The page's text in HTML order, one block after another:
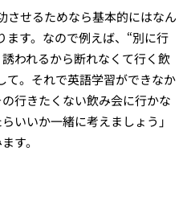
せるためなら基本的にはなん
ます。なので例えば、“別に行
われるから断れなくて行く飲
て。それで英語学習ができなか
行きたくない飲み会に行かな
いいか一緒に考えましょう」
す。